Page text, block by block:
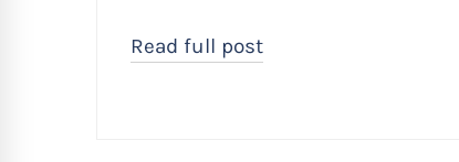
Read full post